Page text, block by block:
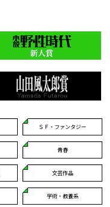
ＳＦ・ファンタジー
青春
文芸作品
学術・教養系